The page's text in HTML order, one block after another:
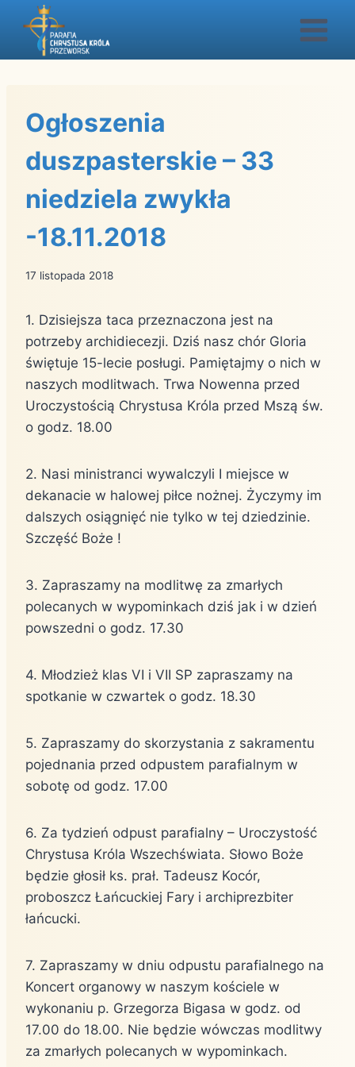
Przejdź
Ogłoszenia
duszpasterskie – 33
niedziela zwykła
-18.11.2018
17 listopada 2018
1. Dzisiejsza taca przeznaczona jest na
potrzeby archidiecezji. Dziś nasz chór Gloria
świętuje 15-lecie posługi. Pamiętajmy o nich w
naszych modlitwach. Trwa Nowenna przed
Uroczystością Chrystusa Króla przed Mszą św.
o godz. 18.00
2. Nasi ministranci wywalczyli I miejsce w
dekanacie w halowej piłce nożnej. Życzymy im
dalszych osiągnięć nie tylko w tej dziedzinie.
Szczęść Boże !
3. Zapraszamy na modlitwę za zmarłych
polecanych w wypominkach dziś jak i w dzień
powszedni o godz. 17.30
4. Młodzież klas VI i VII SP zapraszamy na
spotkanie w czwartek o godz. 18.30
5. Zapraszamy do skorzystania z sakramentu
pojednania przed odpustem parafialnym w
sobotę od godz. 17.00
6. Za tydzień odpust parafialny – Uroczystość
Chrystusa Króla Wszechświata. Słowo Boże
będzie głosił ks. prał. Tadeusz Kocór,
proboszcz Łańcuckiej Fary i archiprezbiter
łańcucki.
7. Zapraszamy w dniu odpustu parafialnego na
Koncert organowy w naszym kościele w
wykonaniu p. Grzegorza Bigasa w godz. od
17.00 do 18.00. Nie będzie wówczas modlitwy
za zmarłych polecanych w wypominkach.